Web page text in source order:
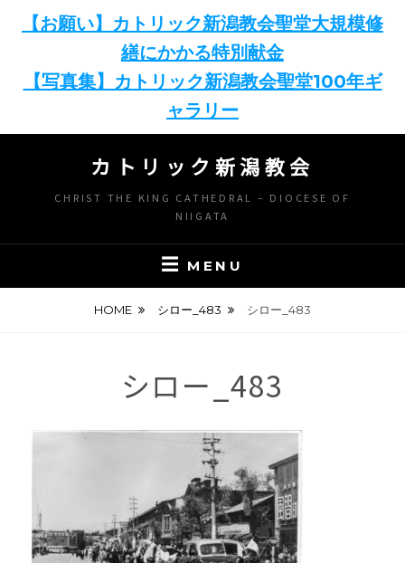
【お願い】カトリック新潟教会聖堂大規模修
繕にかかる特別献金
【写真集】カトリック新潟教会聖堂100年ギ
ャラリー
content
カトリック新潟教会
CHRIST THE KING CATHEDRAL – DIOCESE OF
NIIGATA
MENU
HOME シロー_483 シロー_483
シロー_483